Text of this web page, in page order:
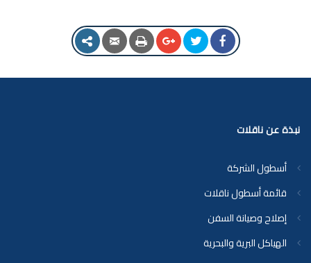
نبذة عن ناقلات
أسطول الشركة
قائمة أسطول ناقلات
إصلاح وصيانة السفن
الهياكل البرية والبحرية